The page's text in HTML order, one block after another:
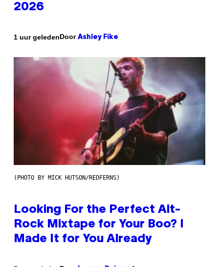
2026
1 uur geledenDoor Ashley Fike
(PHOTO BY MICK HUTSON/REDFERNS)
Looking For the Perfect Alt-
Rock Mixtape for Your Boo? I
Made It for You Already